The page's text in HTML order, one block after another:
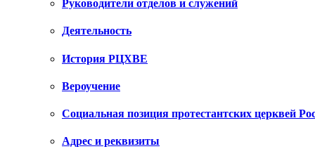
Руководители отделов и служений
Деятельность
История РЦХВЕ
Вероучение
Социальная позиция протестантских церквей
Адрес и реквизиты